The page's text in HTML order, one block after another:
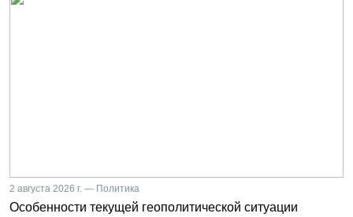
2 августа 2026 г. — Политика
Особенности текущей геополитической ситуации